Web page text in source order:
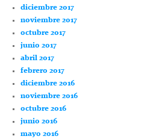
diciembre 2017
noviembre 2017
octubre 2017
junio 2017
abril 2017
febrero 2017
diciembre 2016
noviembre 2016
octubre 2016
junio 2016
mayo 2016